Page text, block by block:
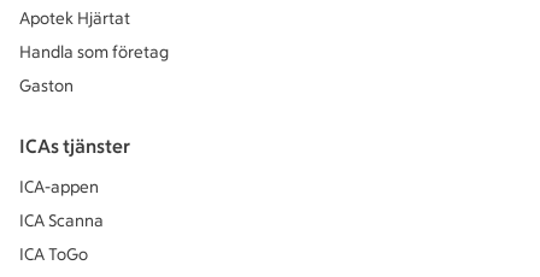
Apotek Hjärtat
Handla som företag
Gaston
ICAs tjänster
ICA-appen
ICA Scanna
ICA ToGo